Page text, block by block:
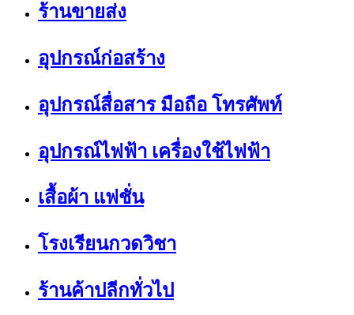
ร้านขายส่ง
อุปกรณ์ก่อสร้าง
อุปกรณ์สื่อสาร มือถือ โทรศัพท์
อุปกรณ์ไฟฟ้า เครื่องใช้ไฟฟ้า
เสื้อผ้า แฟชั่น
โรงเรียนกวดวิชา
ร้านค้าปลีกทั่วไป